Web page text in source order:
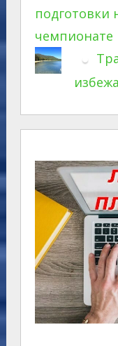
подготовки
чемпионате